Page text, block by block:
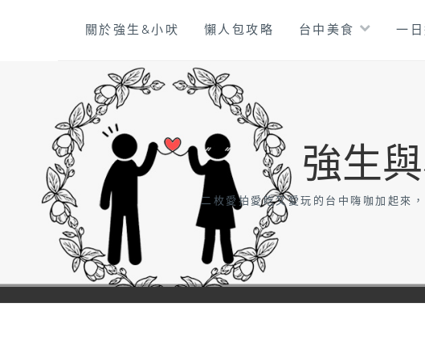
關於強生&小吠 懶人包攻略 台中美食 一
強生
二枚愛拍愛吃又愛玩的台中嗨咖加起來